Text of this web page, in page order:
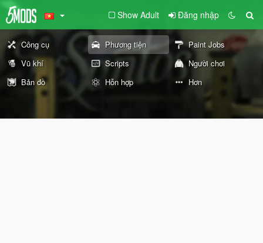
Show Adult Đăng nhập
Công cụ Phương tiện
Paint Jobs
Vũ khí
Scripts
Người chơi
Bản đồ
Hỗn hợp Hơn